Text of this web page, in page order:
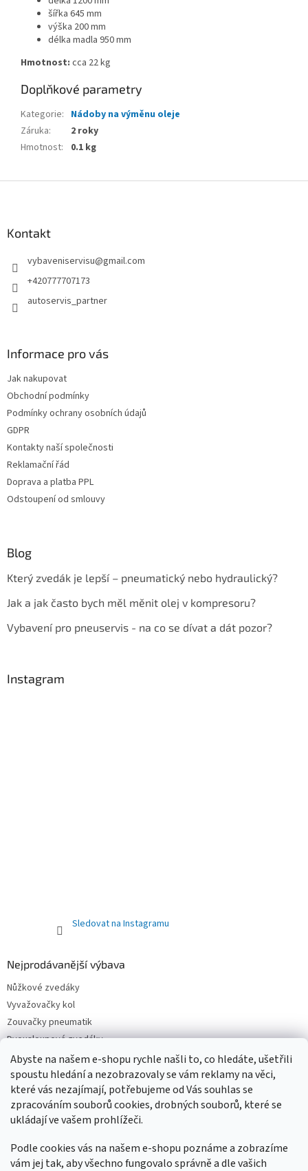
Abyste na našem e-shopu rychle našli to, co hledáte, ušetřili
spoustu hledání a nezobrazovaly se vám reklamy na věci,
které vás nezajímají, potřebujeme od Vás souhlas se
zpracováním souborů cookies, drobných souborů, které se
ukládají ve vašem prohlížeči.
Podle cookies vás na našem e-shopu poznáme a zobrazíme
vám jej tak, aby všechno fungovalo správně a dle vašich
šířka 645 mm
výška 200 mm
délka madla 950 mm
Hmotnost: cca 22 kg
Doplňkové parametry
Kategorie: Nádoby na výměnu oleje
Záruka:
2 roky
Hmotnost: 0.1 kg
Kontakt
vybaveniservisu@gmail.com
+420777707173
autoservis_partner
Informace pro vás
Jak nakupovat
Obchodní podmínky
Podmínky ochrany osobních údajů
GDPR
Kontakty naší společnosti
Reklamační řád
Doprava a platba PPL
Odstoupení od smlouvy
Blog
Který zvedák je lepší – pneumatický nebo hydraulický?
Jak a jak často bych měl měnit olej v kompresoru?
Vybavení pro pneuservis - na co se dívat a dát pozor?
Instagram
Sledovat na Instagramu
Nejprodávanější výbava
Nůžkové zvedáky
Vyvažovačky kol
Zouvačky pneumatik
Dvousloupové zvedáky
Pneuservisní sety
Čtyřsloupové zvedáky
Jednosloupové zvedáky